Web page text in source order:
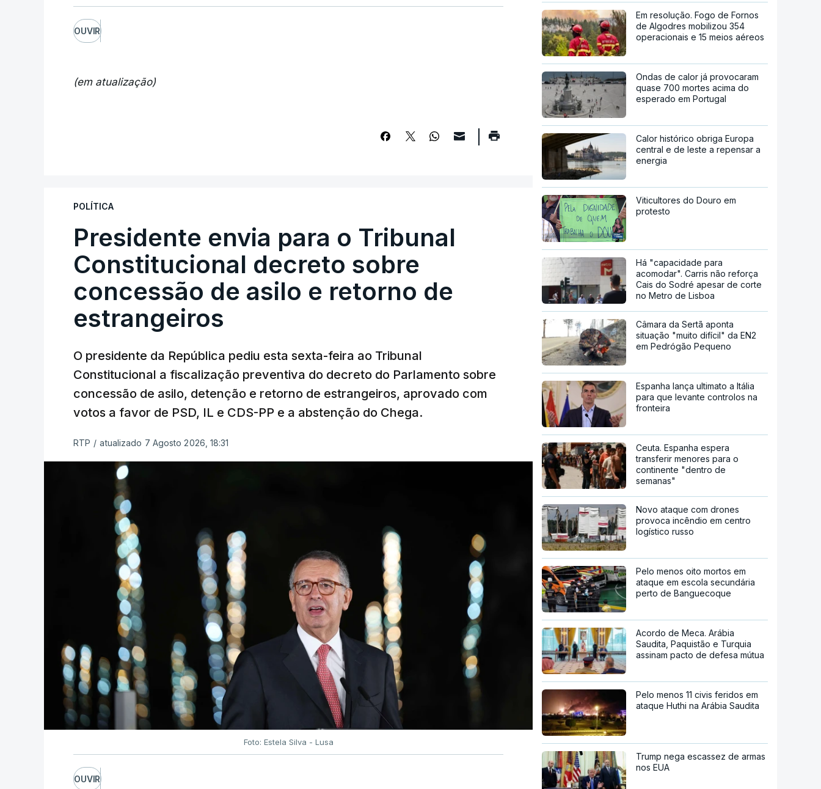
OUVIR
(em atualização)
POLÍTICA
Presidente envia para o Tribunal
Constitucional decreto sobre
concessão de asilo e retorno de
estrangeiros
O presidente da República pediu esta sexta-feira ao Tribunal
Constitucional a fiscalização preventiva do decreto do Parlamento sobre
concessão de asilo, detenção e retorno de estrangeiros, aprovado com
votos a favor de PSD, IL e CDS-PP e a abstenção do Chega.
RTP / atualizado 7 Agosto 2026, 18:31
Foto: Estela Silva - Lusa
OUVIR
Em resolução. Fogo de Fornos
de Algodres mobilizou 354
operacionais e 15 meios aéreos
Ondas de calor já provocaram
quase 700 mortes acima do
esperado em Portugal
Calor histórico obriga Europa
central e de leste a repensar a
energia
Viticultores do Douro em
protesto
Há "capacidade para
acomodar". Carris não reforça
Cais do Sodré apesar de corte
no Metro de Lisboa
Câmara da Sertã aponta
situação "muito difícil" da EN2
em Pedrógão Pequeno
Espanha lança ultimato a Itália
para que levante controlos na
fronteira
Ceuta. Espanha espera
transferir menores para o
continente "dentro de
semanas"
Novo ataque com drones
provoca incêndio em centro
logístico russo
Pelo menos oito mortos em
ataque em escola secundária
perto de Banguecoque
Acordo de Meca. Arábia
Saudita, Paquistão e Turquia
assinam pacto de defesa mútua
Pelo menos 11 civis feridos em
ataque Huthi na Arábia Saudita
Trump nega escassez de armas
nos EUA